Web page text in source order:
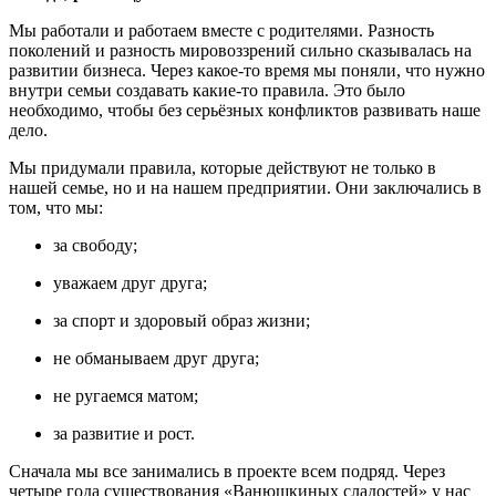
Мы работали и работаем вместе с родителями. Разность
поколений и разность мировоззрений сильно сказывалась на
развитии бизнеса. Через какое-то время мы поняли, что нужно
внутри семьи создавать какие-то правила. Это было
необходимо, чтобы без серьёзных конфликтов развивать наше
дело.
Мы придумали правила, которые действуют не только в
нашей семье, но и на нашем предприятии. Они заключались в
том, что мы:
за свободу;
уважаем друг друга;
за спорт и здоровый образ жизни;
не обманываем друг друга;
не ругаемся матом;
за развитие и рост.
Сначала мы все занимались в проекте всем подряд. Через
четыре года существования «Ванюшкиных сладостей» у нас